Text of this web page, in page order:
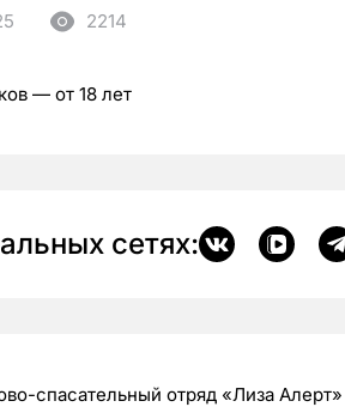
2214
— от 18 лет
сетях:
спасательный отряд «Лиза